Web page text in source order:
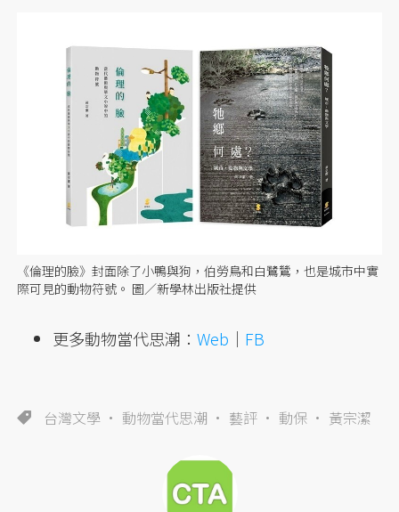
《倫理的臉》封面除了小鴨與狗，伯勞鳥和白鷺鷥，也是城市中實
際可見的動物符號。 圖／新學林出版社提供
更多動物當代思潮：Web ｜ FB
台灣文學 動物當代思潮 藝評 動保 黃宗潔